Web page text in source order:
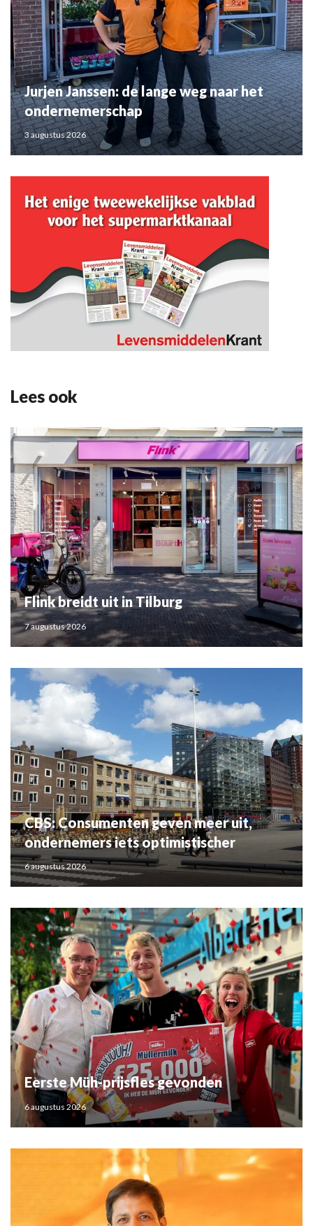
Jurjen Janssen: de lange weg naar het
ondernemerschap
3 augustus 2026
Lees ook
Flink breidt uit in Tilburg
7 augustus 2026
CBS: Consumenten geven meer uit,
ondernemers iets optimistischer
6 augustus 2026
Eerste Müh-prijsfles gevonden
6 augustus 2026